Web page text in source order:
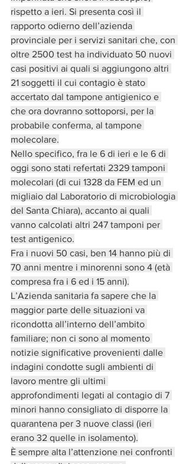
rispetto a ieri. Si presenta così il
rapporto odierno dell’azienda
provinciale per i servizi sanitari che, con
oltre 2500 test ha individuato 50 nuovi
casi positivi ai quali si aggiungono altri
21 soggetti il cui contagio è stato
accertato dal tampone antigienico e
che ora dovranno sottoporsi, per la
probabile conferma, al tampone
molecolare.
Nello specifico, fra le 6 di ieri e le 6 di
oggi sono stati refertati 2329 tamponi
molecolari (di cui 1328 da FEM ed un
migliaio dal Laboratorio di microbiologia
del Santa Chiara), accanto ai quali
vanno calcolati altri 247 tamponi per
test antigenico.
Fra i nuovi 50 casi, ben 14 hanno più di
70 anni mentre i minorenni sono 4 (età
compresa fra i 6 ed i 15 anni).
L’Azienda sanitaria fa sapere che la
maggior parte delle situazioni va
ricondotta all’interno dell’ambito
familiare; non ci sono al momento
notizie significative provenienti dalle
indagini condotte sugli ambienti di
lavoro mentre gli ultimi
approfondimenti legati al contagio di 7
minori hanno consigliato di disporre la
quarantena per 3 nuove classi (ieri
erano 32 quelle in isolamento).
È sempre alta l’attenzione nei confronti